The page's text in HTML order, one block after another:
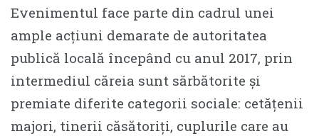
Evenimentul face parte din cadrul unei
ample acțiuni demarate de autoritatea
publică locală începând cu anul 2017, prin
intermediul căreia sunt sărbătorite și
premiate diferite categorii sociale: cetățenii
majori, tinerii căsătoriți, cuplurile care au